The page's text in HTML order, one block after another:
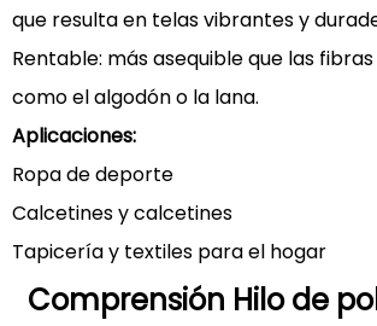
que resulta en telas vibrantes y
Rentable: más asequible que las
como el algodón o la lana.
Aplicaciones:
Ropa de deporte
Calcetines y calcetines
Tapicería y textiles para el hogar
Comprensión Hilo de